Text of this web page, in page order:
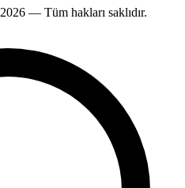
2026 — Tüm hakları saklıdır.